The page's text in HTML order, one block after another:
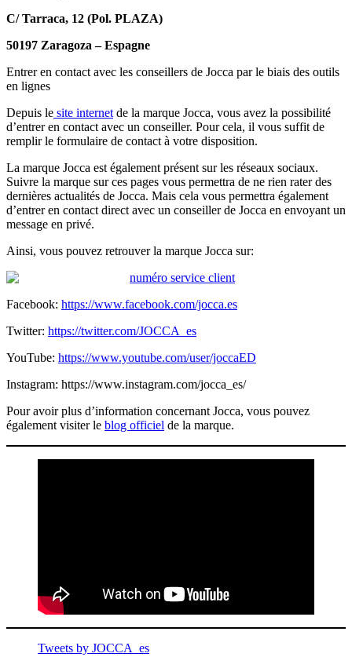
C/ Tarraca, 12 (Pol. PLAZA)
50197 Zaragoza – Espagne
Entrer en contact avec les conseillers de Jocca par le biais des outils
en lignes
Depuis le site internet de la marque Jocca, vous avez la possibilité
d’entrer en contact avec un conseiller. Pour cela, il vous suffit de
remplir le formulaire de contact à votre disposition.
La marque Jocca est également présent sur les réseaux sociaux.
Suivre la marque sur ces pages vous permettra de ne rien rater des
dernières actualités de Jocca. Mais cela vous permettra également
d’entrer en contact direct avec un conseiller de Jocca en envoyant un
message en privé.
Ainsi, vous pouvez retrouver la marque Jocca sur:
Facebook: https://www.facebook.com/jocca.es
Twitter: https://twitter.com/JOCCA_es
YouTube: https://www.youtube.com/user/joccaED
Instagram: https://www.instagram.com/jocca_es/
Pour avoir plus d’information concernant Jocca, vous pouvez
également visiter le blog officiel de la marque.
Tweets by JOCCA_es